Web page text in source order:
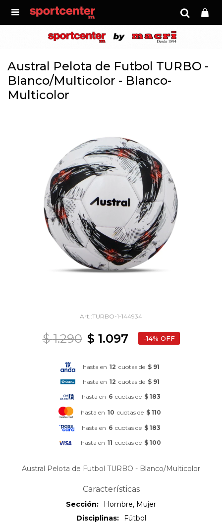

Austral Pelota de Futbol TURBO -
Blanco/Multicolor - Blanco-
Multicolor
TURBO-1-144934
$ 1.097
$ 1.290 14
hasta en 12 cuotas de $ 91
hasta en 12 cuotas de $ 91
hasta en 6 cuotas de $ 183
hasta en 10 cuotas de $ 110
hasta en 6 cuotas de $ 183
hasta en 11 cuotas de $ 100
Austral Pelota de Futbol TURBO - Blanco/Multicolor
Características
Sección
Hombre, Mujer
Disciplinas
Fútbol